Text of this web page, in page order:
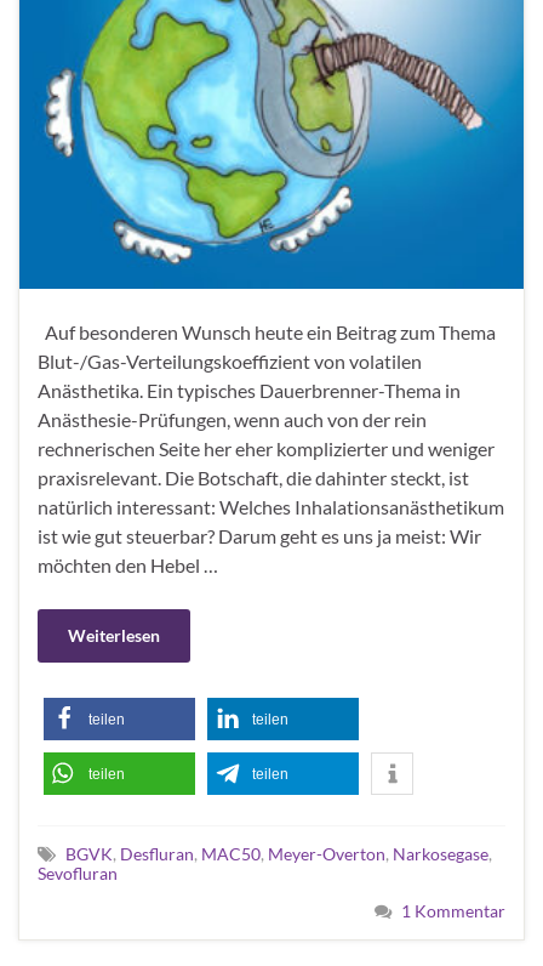
Auf besonderen Wunsch heute ein Beitrag zum Thema
Blut-/Gas-Verteilungskoeffizient von volatilen
Anästhetika. Ein typisches Dauerbrenner-Thema in
Anästhesie-Prüfungen, wenn auch von der rein
rechnerischen Seite her eher komplizierter und weniger
praxisrelevant. Die Botschaft, die dahinter steckt, ist
natürlich interessant: Welches Inhalationsanästhetikum
ist wie gut steuerbar? Darum geht es uns ja meist: Wir
möchten den Hebel …
Weiterlesen
teilen teilen
teilen teilen
BGVK, Desfluran, MAC50, Meyer-Overton, Narkosegase,
Sevofluran
1 Kommentar